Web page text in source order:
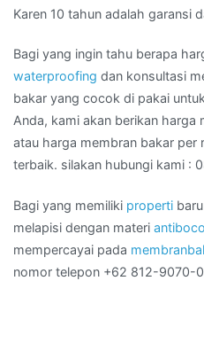
Karen 10 tahun adalah garansi
Bagi yang ingin tahu berapa
waterproofing dan konsultasi
bakar yang cocok di pakai
Anda, kami akan berikan harga
atau harga membran bakar per
terbaik. silakan hubungi kami :
Bagi yang memiliki properti
melapisi dengan materi
mempercayai pada
nomor telepon +62 812-9070-